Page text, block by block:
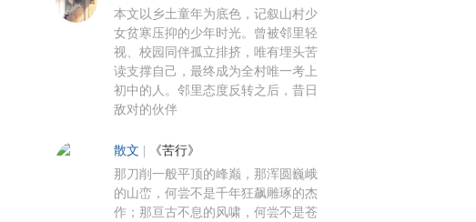
本文以乡土童年为底色，记叙山村少
女贫寒压抑的少年时光。曾被邻里轻
视、校园同伴孤立排挤，唯有埋头苦
读支撑自己，最终成为全村唯一考上
初中的人。邻里态度反转之后，昔日
敌对的伙伴
散文 《苦行》
那刀削一般平顶的峰巅，那浑圆巍峨
的山峦，何尝不是千年狂飙雕琢的杰
作；那亘古不息的风啸，何尝不是苍